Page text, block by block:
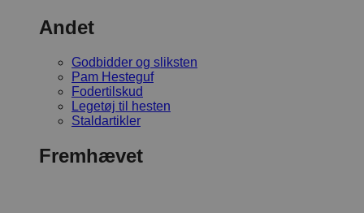
Andet
Godbidder og sliksten
Pam Hesteguf
Fodertilskud
Legetøj til hesten
Staldartikler
Fremhævet